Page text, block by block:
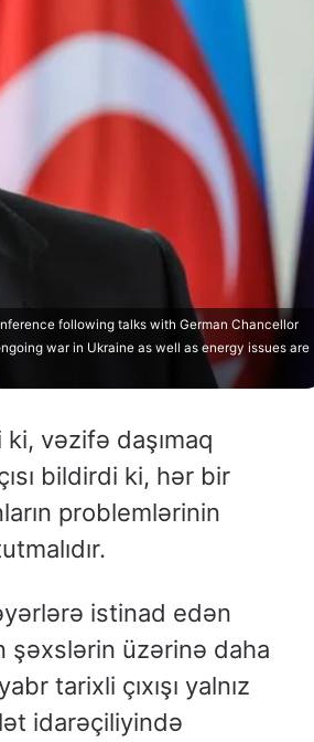
following talks with German Chancellor
war in Ukraine as well as energy issues are
vəzifə daşımaq
bildirdi ki, hər bir
problemlərinin
istinad edən
şəxslərin üzərinə daha
tarixli çıxışı yalnız
idarəçiliyində